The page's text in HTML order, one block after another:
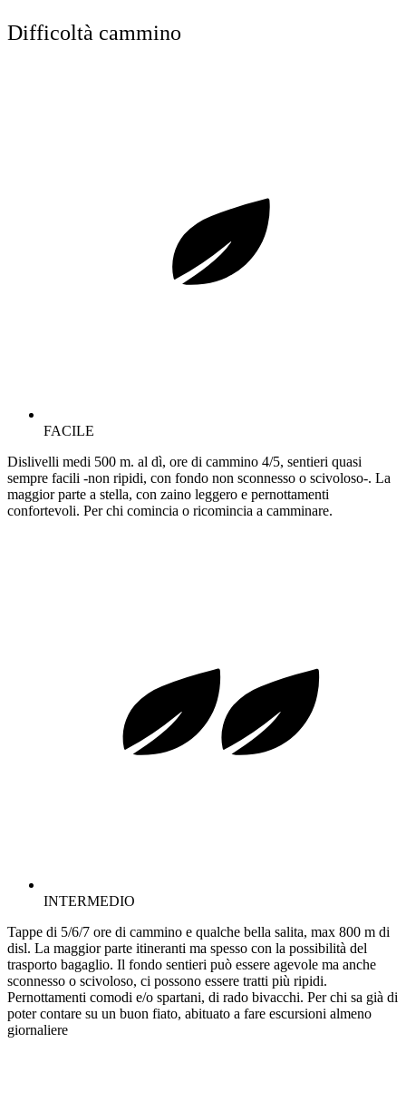
Difficoltà cammino
FACILE
Dislivelli medi 500 m. al dì, ore di cammino 4/5, sentieri quasi
sempre facili -non ripidi, con fondo non sconnesso o scivoloso-. La
maggior parte a stella, con zaino leggero e pernottamenti
confortevoli. Per chi comincia o ricomincia a camminare.
INTERMEDIO
Tappe di 5/6/7 ore di cammino e qualche bella salita, max 800 m di
disl. La maggior parte itineranti ma spesso con la possibilità del
trasporto bagaglio. Il fondo sentieri può essere agevole ma anche
sconnesso o scivoloso, ci possono essere tratti più ripidi.
Pernottamenti comodi e/o spartani, di rado bivacchi. Per chi sa già di
poter contare su un buon fiato, abituato a fare escursioni almeno
giornaliere